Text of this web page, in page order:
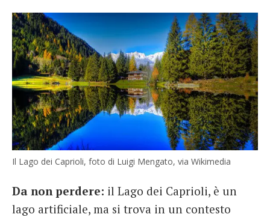
Il Lago dei Caprioli, foto di Luigi Mengato, via Wikimedia
Da non perdere: il Lago dei Caprioli, è un
lago artificiale, ma si trova in un contesto